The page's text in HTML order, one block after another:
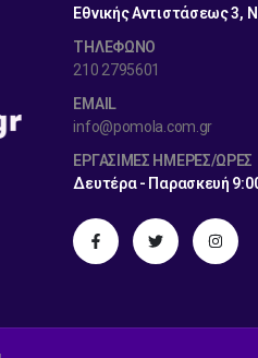
Εθνικής Αντιστάσεως 3,
ΤΗΛΕΦΩΝΟ
210 2795601
EMAIL
info@pomola.com.gr
ΕΡΓΆΣΙΜΕΣ ΗΜΈΡΕΣ/ΏΡΕΣ
Δευτέρα - Παρασκευή